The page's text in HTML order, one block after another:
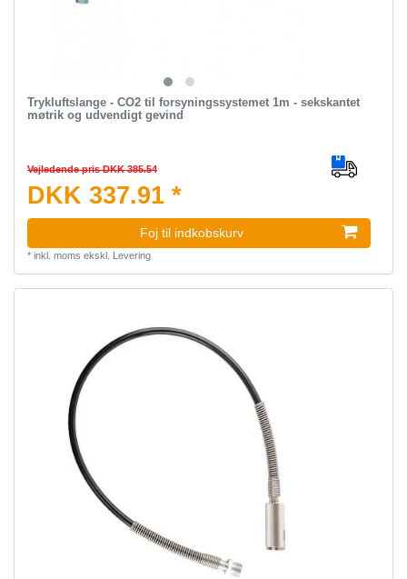
Trykluftslange - CO2 til forsyningssystemet 1m - sekskantet
møtrik og udvendigt gevind
Vejledende pris DKK 385.54
DKK 337.91 *
Foj til indkobskurv
* inkl. moms ekskl. Levering